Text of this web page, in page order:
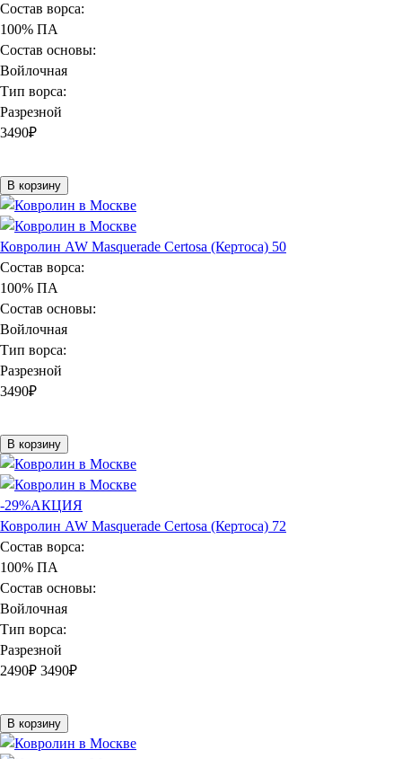
Состав ворса:
100% ПА
Состав основы:
Войлочная
Тип ворса:
Разрезной
3490₽
В корзину
Ковролин AW Masquerade Certosa (Кертоса) 50
Состав ворса:
100% ПА
Состав основы:
Войлочная
Тип ворса:
Разрезной
3490₽
В корзину
-29%АКЦИЯ
Ковролин AW Masquerade Certosa (Кертоса) 72
Состав ворса:
100% ПА
Состав основы:
Войлочная
Тип ворса:
Разрезной
2490₽ 3490₽
В корзину